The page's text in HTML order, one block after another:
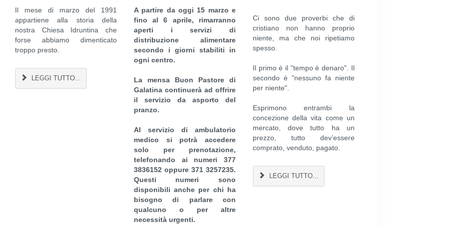
Il mese di marzo del 1991
appartiene alla storia della
nostra Chiesa Idruntina che
forse abbiamo dimenticato
troppo presto.
LEGGI TUTTO...
A partire da oggi 15 marzo e
fino al 6 aprile, rimarranno
aperti i servizi di
distribuzione alimentare
secondo i giorni stabiliti in
ogni centro.
La mensa Buon Pastore di
Galatina continuerà ad offrire
il servizio da asporto del
pranzo.
Al servizio di ambulatorio
medico si potrà accedere
solo per prenotazione,
telefonando ai numeri 377
3836152 oppure 371 3257235.
Questi numeri sono
disponibili anche per chi ha
bisogno di parlare con
qualcuno o per altre
necessità urgenti.
Ci sono due proverbi che di
cristiano non hanno proprio
niente, ma che noi ripetiamo
spesso.
Il primo è il "tempo è denaro". Il
secondo è "nessuno fa niente
per niente".
Esprimono entrambi la
concezione della vita come un
mercato, dove tutto ha un
prezzo, tutto dev’essere
comprato, venduto, pagato.
LEGGI TUTTO...